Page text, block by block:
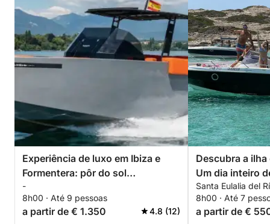
Experiência de luxo em Ibiza e
Formentera: pôr do sol
inesquecível | Aluguel de barco
premium para 9 pessoas com
capitão
-
8h00 · Até 9 pessoas
a partir de € 1.350 4.8 (12)
Descubra a
Um dia inteiro
lancha.
Santa Eulalia del
8h00 · Até 7
a partir de €